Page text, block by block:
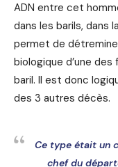
ADN entre cet
dans les barils, dans
permet de
biologique d’une
baril. Il est donc
des 3 autres décès.
Ce type était un
chef du